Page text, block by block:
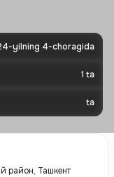
yilning 4-choragida
1 ta
ta
район, Ташкент